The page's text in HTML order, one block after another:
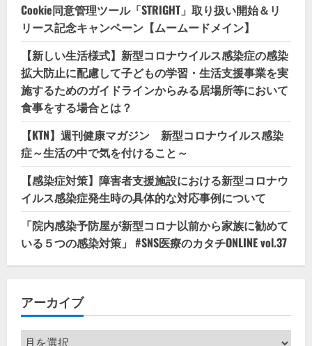
Cookie同意管理ツール「STRIGHT」取り扱い開始＆リ
リース記念キャンペーン【ムームードメイン】
【新しい生活様式】新型コロナウイルス感染症の感染
拡大防止に配慮して子どもの学習・生活支援事業を実
施するためのガイドラインからみる居場所等において
食事をする場合とは？
【KTN】週刊健康マガジン 新型コロナウイルス感染
症～生活の中で気を付けること～
【感染症対策】障害者支援施設における新型コロナウ
イルス感染症発生時の具体的な対応事例について
「院内感染予防屋が新型コロナ以前から家族に勧めて
いる５つの感染対策」 #SNS医療のカタチONLINE vol.37
アーカイブ
ア